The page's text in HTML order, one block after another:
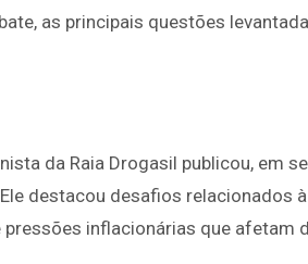
as principais questões
da Raia Drogasil publicou, em
destacou desafios relacionados
inflacionárias que afetam